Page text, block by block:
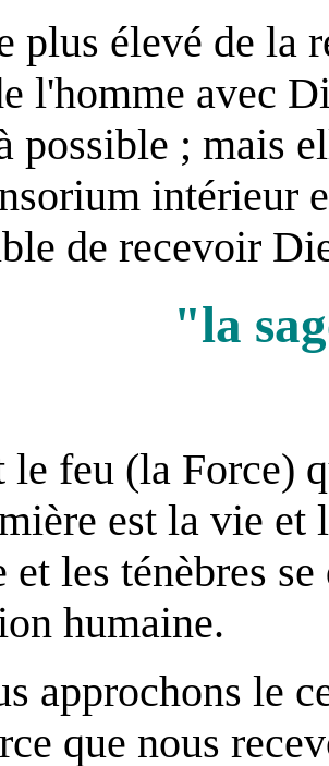
plus élevé de la
l'homme avec
possible ; mais
intérieur
de recevoir
"la
le feu (la Force)
est la vie et
les ténèbres
humaine.
approchons le
que nous